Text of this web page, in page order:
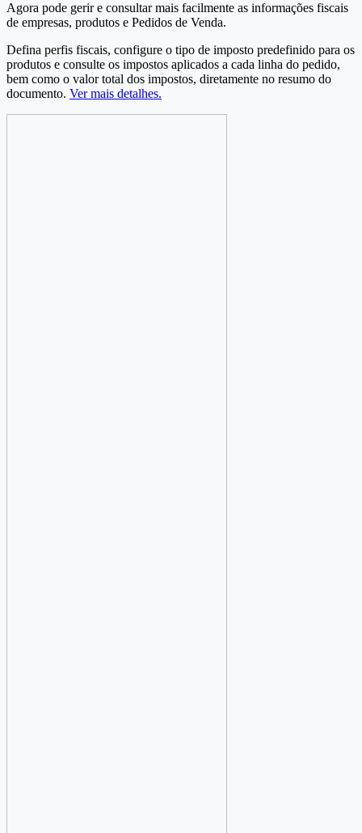
Agora pode gerir e consultar mais facilmente as informações fiscais
de empresas, produtos e Pedidos de Venda.
Defina perfis fiscais, configure o tipo de imposto predefinido para os
produtos e consulte os impostos aplicados a cada linha do pedido,
bem como o valor total dos impostos, diretamente no resumo do
documento. Ver mais detalhes.